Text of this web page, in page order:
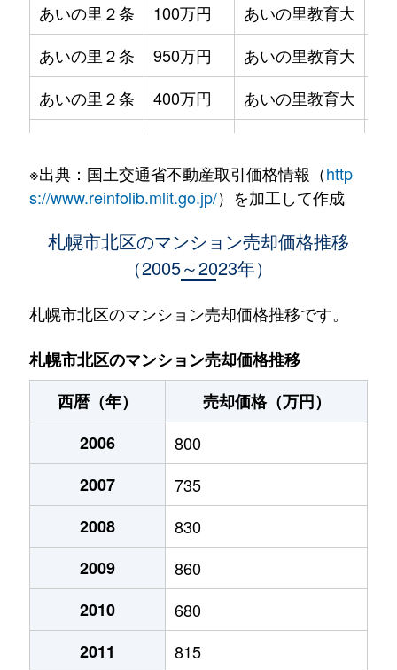
あいの里２条
100万円 あいの里教育大
あいの里２条
950万円 あいの里教育大
あいの里２条
400万円 あいの里教育大
あいの里２条
400万円 あいの里教育大
720万円 あいの里教育大
あいの里２条
550万円 あいの里教育大
あいの里２条
200万円 あいの里教育大
あいの里２条
150万円 あいの里教育大
あいの里２条
700万円
あいの里２条
250万円
あいの里２条
150万円
あいの里２条
400万円
あいの里２条
650万円
あいの里２条
550万円
※出典：国土交通省不動産取引価格情報（http
s://www.reinfolib.mlit.go.jp/）を加工して作成
札幌市北区のマンション売却価格推移
（2005～2023年）
札幌市北区のマンション売却価格推移です。
札幌市北区のマンション売却価格推移
西暦（年）
売却価格（万円）
2006
800
2007
735
2008
830
2009
860
2010
680
2011
815